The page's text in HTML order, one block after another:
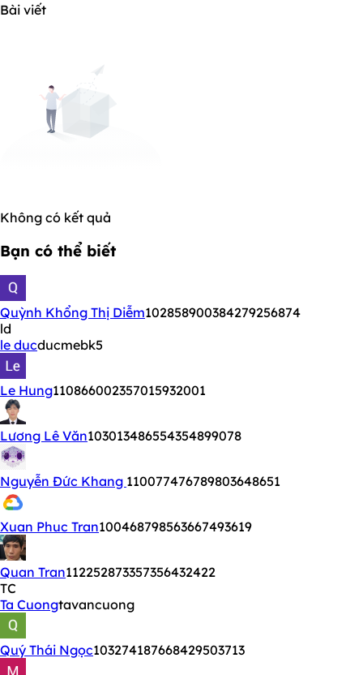
Bài viết
Không có kết quả
Bạn có thể biết
Quỳnh Khổng Thị Diễm102858900384279256874
ld
le ducducmebk5
Le Hung110866002357015932001
Lương Lê Văn103013486554354899078
Nguyễn Đức Khang 110077476789803648651
Xuan Phuc Tran100468798563667493619
Quan Tran112252873357356432422
TC
Ta Cuongtavancuong
Quý Thái Ngọc103274187668429503713